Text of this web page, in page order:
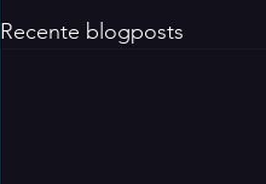
Recente blogposts